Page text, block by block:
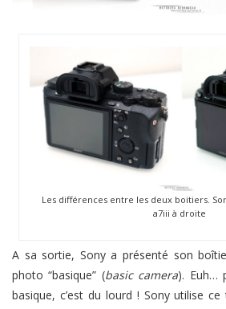
Les différences entre les deux boitiers.
a7iii à droite
A sa sortie, Sony a présenté son
photo “basique” (basic camera). Euh…
basique, c’est du lourd ! Sony utilise